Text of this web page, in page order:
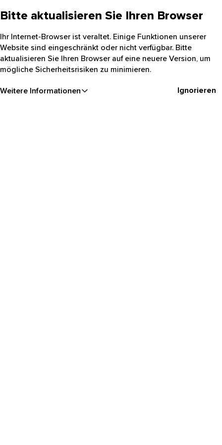
Bitte aktualisieren Sie Ihren Browser
Ihr Internet-Browser ist veraltet. Einige Funktionen unserer
Website sind eingeschränkt oder nicht verfügbar. Bitte
aktualisieren Sie Ihren Browser auf eine neuere Version, um
mögliche Sicherheitsrisiken zu minimieren.
Weitere Informationen Ignorieren